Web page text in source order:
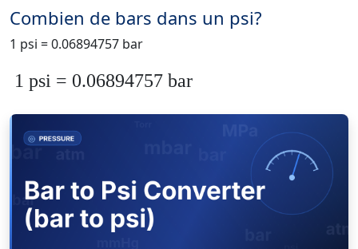
Combien de bars dans un psi?
1 psi = 0.06894757 bar
1 psi = 0.06894757 bar